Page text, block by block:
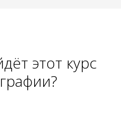
этот курс